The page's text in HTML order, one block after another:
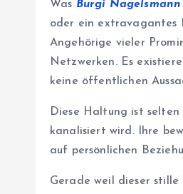
Was Burgi Nagelsmann
oder ein extravagantes
Angehörige vieler
Netzwerken. Es
keine öffentlichen
Diese Haltung ist
kanalisiert wird. Ihre
auf persönlichen
Gerade weil dieser